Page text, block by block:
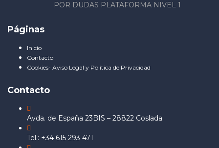
POR DUDAS PLATAFORMA NIVEL 1
Páginas
Inicio
Contacto
Cookies- Aviso Legal y Política de Privacidad
Contacto
Avda. de España 23BIS – 28822 Coslada
Tel.: +34 615 293 471